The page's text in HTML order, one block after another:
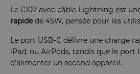
Le C107 avec câble Lightning est
rapidede 45W, pensée pour les
Le port USB-C délivre une charge
iPad, ou AirPods, tandis que le port
d’alimenter un second appareil.